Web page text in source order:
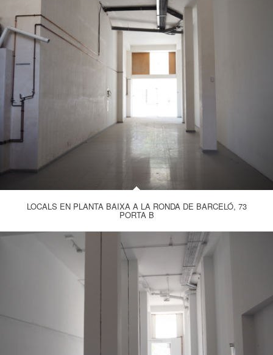
LOCALS EN PLANTA BAIXA A LA RONDA DE BARCELÓ, 73
PORTA B